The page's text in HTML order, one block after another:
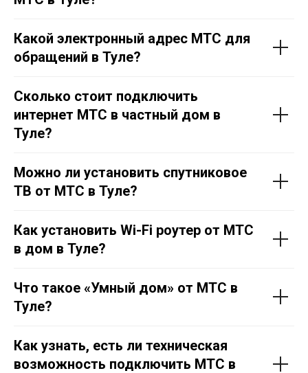
Какой электронный адрес МТС для
обращений в Туле?
Сколько стоит подключить
интернет МТС в частный дом в
Туле?
Можно ли установить спутниковое
ТВ от МТС в Туле?
Как установить Wi-Fi роутер от МТС
в дом в Туле?
Что такое «Умный дом» от МТС в
Туле?
Как узнать, есть ли техническая
возможность подключить МТС в